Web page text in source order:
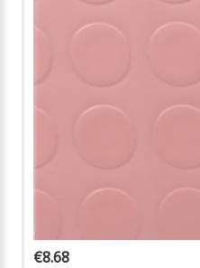
€8.68